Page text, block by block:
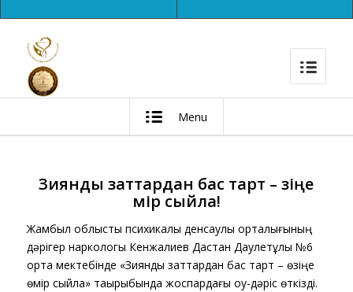
Menu
Зиянды заттардан бас тарт – өзіңе
өмір сыйла!
Жамбыл облыстық психикалық денсаулық орталығының
дәрігер наркологы Кенжалиев Дастан Даулетұлы №6
орта мектебінде «Зиянды заттардан бас тарт – өзіңе
өмір сыйла» тақырыбында жоспардағы оқу-дәріс өткізді.